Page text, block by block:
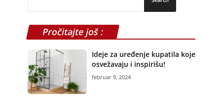
Pročitajte još :
Ideje za uređenje kupatila koje
osvežavaju i inspirišu!
februar 9, 2024